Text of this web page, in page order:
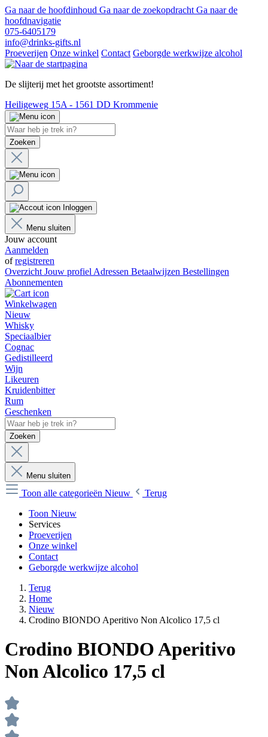
Ga naar de hoofdinhoud Ga naar de zoekopdracht Ga naar de
hoofdnavigatie
075-6405179
info@drinks-gifts.nl
Proeverijen Onze winkel Contact Geborgde werkwijze alcohol
De slijterij met het grootste assortiment!
Heiligeweg 15A - 1561 DD Krommenie
Zoeken
Inloggen
Menu sluiten
Jouw account
Aanmelden
ofregistreren
Overzicht Jouw profiel Adressen Betaalwijzen Bestellingen
Abonnementen
Winkelwagen
Nieuw
Whisky
Speciaalbier
Cognac
Gedistilleerd
Wijn
Likeuren
Kruidenbitter
Rum
Geschenken
Zoeken
Menu sluiten
Toon alle categorieën Nieuw
Terug
Toon Nieuw
Services
Proeverijen
Onze winkel
Contact
Geborgde werkwijze alcohol
Terug
Home
Nieuw
Crodino BIONDO Aperitivo Non Alcolico 17,5 cl
Crodino BIONDO Aperitivo
Non Alcolico 17,5 cl